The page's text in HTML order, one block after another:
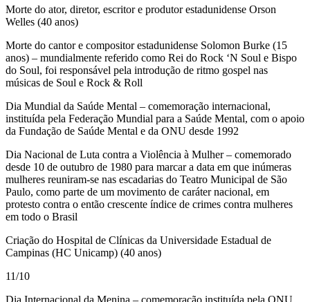
Morte do ator, diretor, escritor e produtor estadunidense Orson
Welles (40 anos)
Morte do cantor e compositor estadunidense Solomon Burke (15
anos) – mundialmente referido como Rei do Rock ‘N Soul e Bispo
do Soul, foi responsável pela introdução de ritmo gospel nas
músicas de Soul e Rock & Roll
Dia Mundial da Saúde Mental – comemoração internacional,
instituída pela Federação Mundial para a Saúde Mental, com o apoio
da Fundação de Saúde Mental e da ONU desde 1992
Dia Nacional de Luta contra a Violência à Mulher – comemorado
desde 10 de outubro de 1980 para marcar a data em que inúmeras
mulheres reuniram-se nas escadarias do Teatro Municipal de São
Paulo, como parte de um movimento de caráter nacional, em
protesto contra o então crescente índice de crimes contra mulheres
em todo o Brasil
Criação do Hospital de Clínicas da Universidade Estadual de
Campinas (HC Unicamp) (40 anos)
11/10